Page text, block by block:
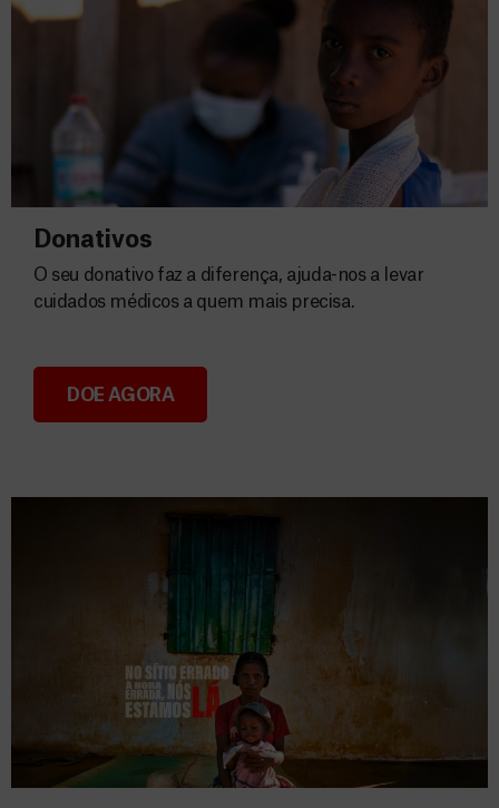
Donativos
Donativos
O seu donativo faz a diferença, ajuda-nos a levar
cuidados médicos a quem mais precisa.
DOE AGORA